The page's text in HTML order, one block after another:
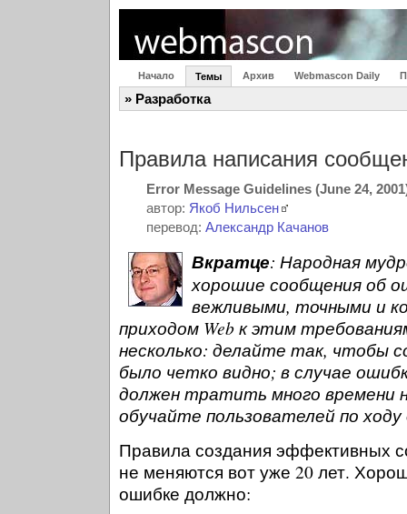
Начало Темы Архив Webmascon Daily
» Разработка
Правила написания
Error Message Guidelines (June 24,
автор: Якоб Нильсен
перевод: Александр Качанов
Вкратце: Народная
хорошие сообщения об
вежливыми, точными и
приходом Web к этим
несколько: делайте так, чтобы
было четко видно; в случае
должен тратить много времени
обучайте пользователей по ходу
Правила создания эффективных
не меняются вот уже 20 лет.
ошибке должно: